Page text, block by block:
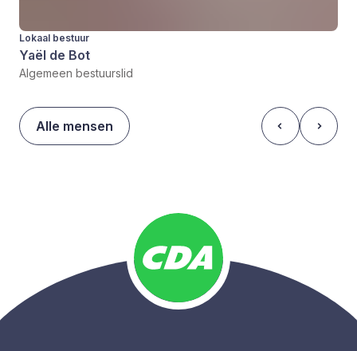
Lokaal bestuur
Yaël de Bot
Algemeen bestuurslid
Alle mensen